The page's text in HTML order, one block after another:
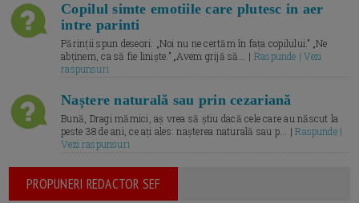
Copilul simte emotiile care plutesc in aer
intre parinti
Părinții spun deseori: „Noi nu ne certăm în fața copilului.” „Ne
abținem, ca să fie liniște.” „Avem grijă să... | Raspunde | Vezi
raspunsuri
Naștere naturală sau prin cezariană
Bună, Dragi mămici, aș vrea să știu dacă cele care au născut la
peste 38 de ani, ce ați ales: nașterea naturală sau p... |Raspunde |
Vezi raspunsuri
PROPUNERI REDACTOR SEF